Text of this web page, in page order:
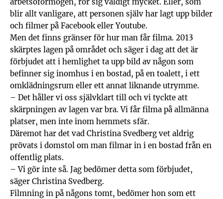
blir allt vanligare, att personen själv har lagt upp bilder
och filmer på Facebook eller Youtube.
Men det finns gränser för hur man får filma. 2013
skärptes lagen på området och säger i dag att det är
förbjudet att i hemlighet ta upp bild av någon som
befinner sig inomhus i en bostad, på en toalett, i ett
omklädningsrum eller ett annat liknande utrymme.
– Det håller vi oss självklart till och vi tyckte att
skärpningen av lagen var bra. Vi får filma på allmänna
platser, men inte inom hemmets sfär.
Däremot har det vad Christina Svedberg vet aldrig
prövats i domstol om man filmar in i en bostad från en
offentlig plats.
– Vi gör inte så. Jag bedömer detta som förbjudet,
säger Christina Svedberg.
Filmning in på någons tomt, bedömer hon som ett